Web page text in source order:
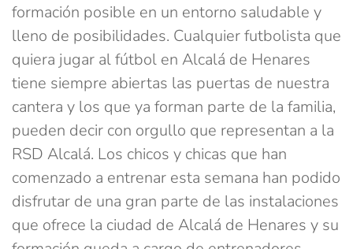
formación posible en un entorno saludable y
lleno de posibilidades. Cualquier futbolista que
quiera jugar al fútbol en Alcalá de Henares
tiene siempre abiertas las puertas de nuestra
cantera y los que ya forman parte de la familia,
pueden decir con orgullo que representan a la
RSD Alcalá. Los chicos y chicas que han
comenzado a entrenar esta semana han podido
disfrutar de una gran parte de las instalaciones
que ofrece la ciudad de Alcalá de Henares y su